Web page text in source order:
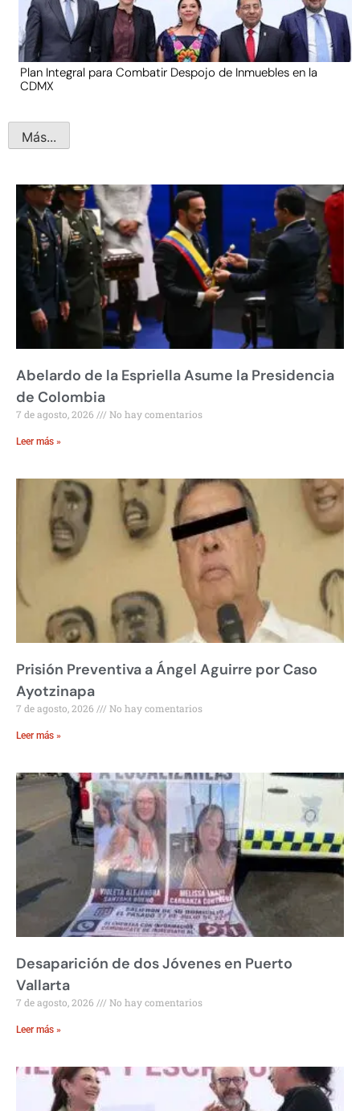
Plan Integral para Combatir Despojo de Inmuebles en la
CDMX
Más...
Abelardo de la Espriella Asume la Presidencia
de Colombia
7 de agosto, 2026 No hay comentarios
Leer más »
Prisión Preventiva a Ángel Aguirre por Caso
Ayotzinapa
7 de agosto, 2026 No hay comentarios
Leer más »
Desaparición de dos Jóvenes en Puerto
Vallarta
7 de agosto, 2026 No hay comentarios
Leer más »